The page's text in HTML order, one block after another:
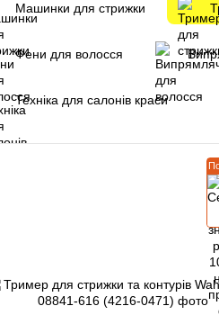
Машинки для стрижки
Фени для волосся
Техніка для салонів краси